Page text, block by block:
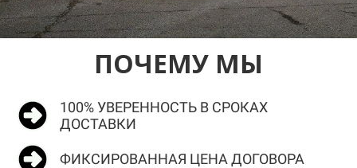
ПОЧЕМУ МЫ
100% УВЕРЕННОСТЬ В СРОКАХ
ДОСТАВКИ
ФИКСИРОВАННАЯ ЦЕНА ДОГОВОРА